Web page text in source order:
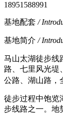
18951588991
基地配套 /
基地简介 /
马山太湖徒步线
路、七里风光堤
公路、湖山路，
徒步过程中饱览
步线路之一。地